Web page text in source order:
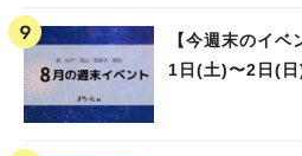
【今週末のイ
1日(土)〜2日(